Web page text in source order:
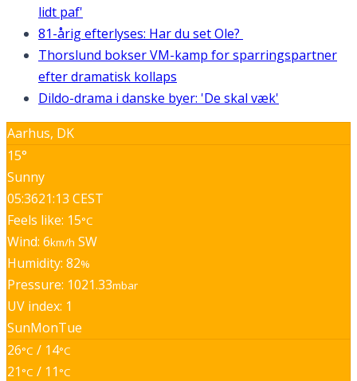
lidt paf'
81-årig efterlyses: Har du set Ole?
Thorslund bokser VM-kamp for sparringspartner
efter dramatisk kollaps
Dildo-drama i danske byer: 'De skal væk'
Aarhus, DK
15°
Sunny
05:3621:13 CEST
Feels like: 15°C
Wind: 6km/h SW
Humidity: 82%
Pressure: 1021.33mbar
UV index: 1
SunMonTue
26°C / 14°C
21 °C / 11 °C